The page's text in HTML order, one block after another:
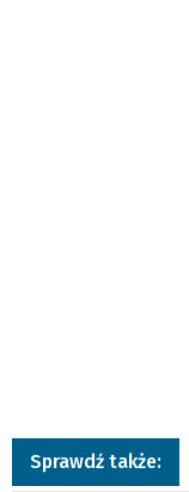
Sprawdź także: